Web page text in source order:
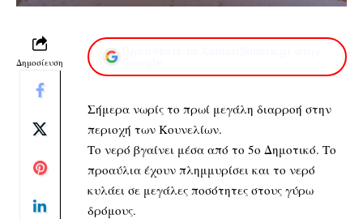
Δημοσίευση
Σήμερα νωρίς το πρωί μεγάλη διαρροή στην
περιοχή των Κουνελίων.
Το νερό βγαίνει μέσα από το 5ο Δημοτικό. Το
προαύλια έχουν πλημμυρίσει και το νερό
κυλάει σε μεγάλες ποσότητες στους γύρω
δρόμους.